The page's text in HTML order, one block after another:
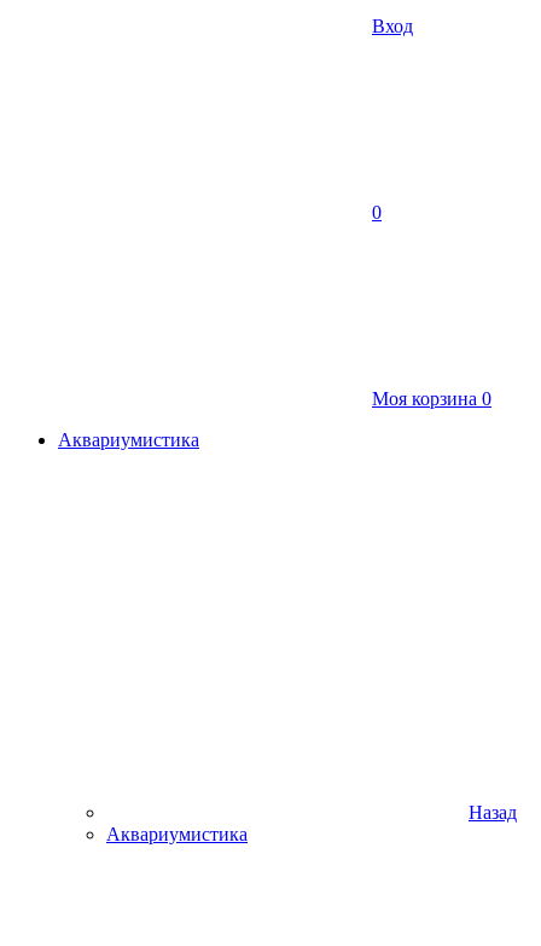
Вход
0
Моя корзина 0
Аквариумистика
Назад
Аквариумистика